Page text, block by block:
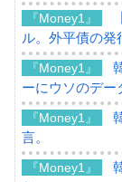
『Money1』
ル。外平債の発
『Money1』
ーにウソのデー
『Money1』
言。
『Money1』